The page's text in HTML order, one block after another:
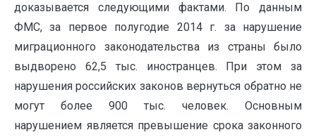
доказывается следующими фактами. По данным
ФМС, за первое полугодие 2014 г. за нарушение
миграционного законодательства из страны было
выдворено 62,5 тыс. иностранцев. При этом за
нарушения российских законов вернуться обратно не
могут более 900 тыс. человек. Основным
нарушением является превышение срока законного